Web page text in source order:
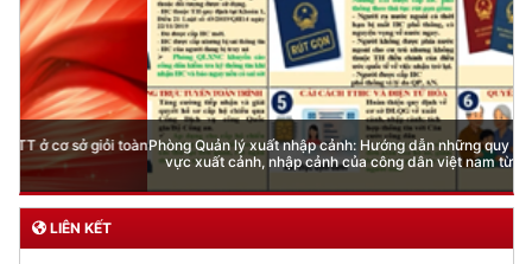
Phòng Quản lý xuất nhập cảnh: Hướng dẫn những quy định mới trong lĩnh
vực xuất cảnh, nhập cảnh của công dân việt nam từ ngày 01/7/2026
LIÊN KẾT